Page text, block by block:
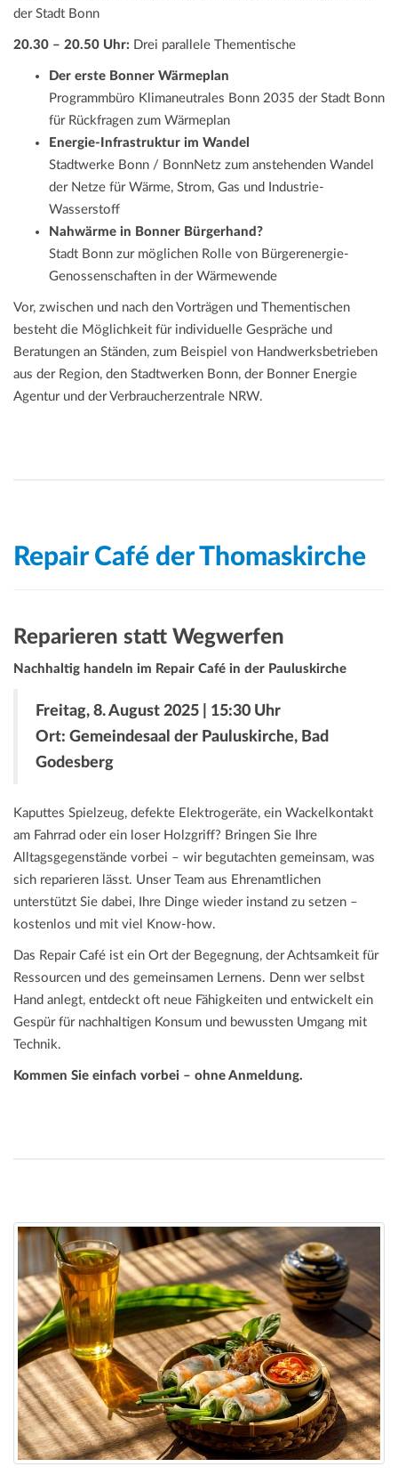
der Stadt Bonn
20.30 – 20.50 Uhr: Drei parallele Thementische
Der erste Bonner Wärmeplan
Programmbüro Klimaneutrales Bonn 2035 der Stadt Bonn
für Rückfragen zum Wärmeplan
Energie-Infrastruktur im Wandel
Stadtwerke Bonn / BonnNetz zum anstehenden Wandel
der Netze für Wärme, Strom, Gas und Industrie-
Wasserstoff
Nahwärme in Bonner Bürgerhand?
Stadt Bonn zur möglichen Rolle von Bürgerenergie-
Genossenschaften in der Wärmewende
Vor, zwischen und nach den Vorträgen und Thementischen
besteht die Möglichkeit für individuelle Gespräche und
Beratungen an Ständen, zum Beispiel von Handwerksbetrieben
aus der Region, den Stadtwerken Bonn, der Bonner Energie
Agentur und der Verbraucherzentrale NRW.
Repair Café der Thomaskirche
Reparieren statt Wegwerfen
Nachhaltig handeln im Repair Café in der Pauluskirche
Freitag, 8. August 2025 | 15:30 Uhr
Ort: Gemeindesaal der Pauluskirche, Bad
Godesberg
Kaputtes Spielzeug, defekte Elektrogeräte, ein Wackelkontakt
am Fahrrad oder ein loser Holzgriff? Bringen Sie Ihre
Alltagsgegenstände vorbei – wir begutachten gemeinsam, was
sich reparieren lässt. Unser Team aus Ehrenamtlichen
unterstützt Sie dabei, Ihre Dinge wieder instand zu setzen –
kostenlos und mit viel Know-how.
Das Repair Café ist ein Ort der Begegnung, der Achtsamkeit für
Ressourcen und des gemeinsamen Lernens. Denn wer selbst
Hand anlegt, entdeckt oft neue Fähigkeiten und entwickelt ein
Gespür für nachhaltigen Konsum und bewussten Umgang mit
Technik.
Kommen Sie einfach vorbei – ohne Anmeldung.